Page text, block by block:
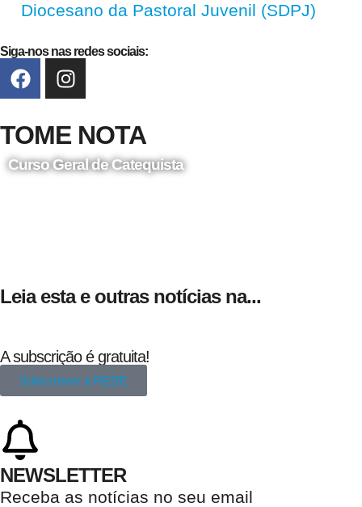
Diocesano da Pastoral Juvenil (SDPJ)
Siga-nos nas redes sociais:
TOME NOTA
Curso Geral de Catequista
Leia esta e outras notícias na...
A subscrição é gratuita!
Subscrever a REDE
NEWSLETTER
Receba as notícias no seu email​